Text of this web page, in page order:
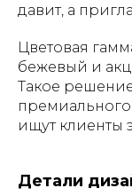
давит, а
Цветовая
бежевый и
Такое
ищут клиенты
Детали